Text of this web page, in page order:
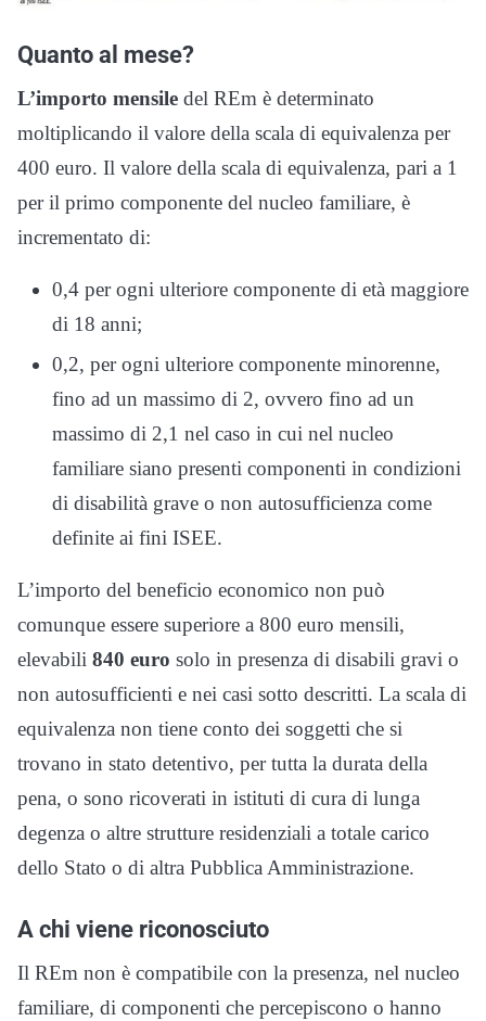
Quanto al mese?
L’importo mensile del REm è determinato
moltiplicando il valore della scala di equivalenza per
400 euro. Il valore della scala di equivalenza, pari a 1
per il primo componente del nucleo familiare, è
incrementato di:
0,4 per ogni ulteriore componente di età maggiore
di 18 anni;
0,2, per ogni ulteriore componente minorenne,
fino ad un massimo di 2, ovvero fino ad un
massimo di 2,1 nel caso in cui nel nucleo
familiare siano presenti componenti in condizioni
di disabilità grave o non autosufficienza come
definite ai fini ISEE.
L’importo del beneficio economico non può
comunque essere superiore a 800 euro mensili,
elevabili 840 euro solo in presenza di disabili gravi o
non autosufficienti e nei casi sotto descritti. La scala di
equivalenza non tiene conto dei soggetti che si
trovano in stato detentivo, per tutta la durata della
pena, o sono ricoverati in istituti di cura di lunga
degenza o altre strutture residenziali a totale carico
dello Stato o di altra Pubblica Amministrazione.
A chi viene riconosciuto
Il REm non è compatibile con la presenza, nel nucleo
familiare, di componenti che percepiscono o hanno